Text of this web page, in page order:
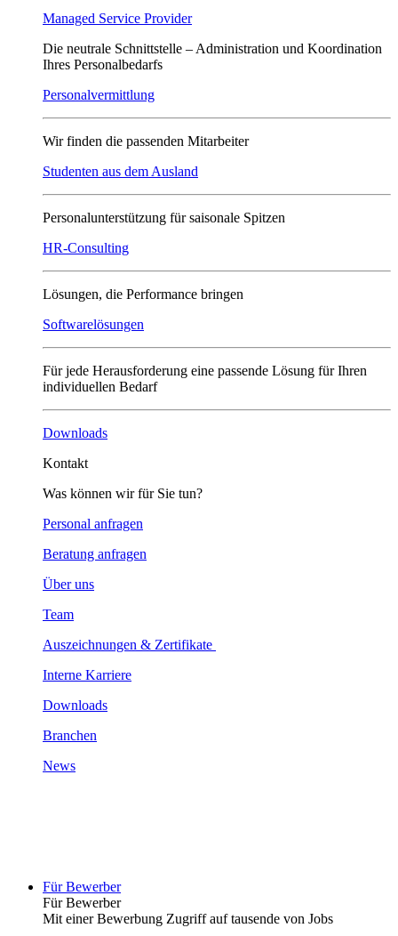
Managed Service Provider
Die neutrale Schnittstelle – Administration und Koordination
Ihres Personalbedarfs
Personalvermittlung
Wir finden die passenden Mitarbeiter
Studenten aus dem Ausland
Personalunterstützung für saisonale Spitzen
HR-Consulting
Lösungen, die Performance bringen
Softwarelösungen
Für jede Herausforderung eine passende Lösung für Ihren
individuellen Bedarf
Downloads
Kontakt
Was können wir für Sie tun?
Personal anfragen
Beratung anfragen
Über uns
Team
Auszeichnungen & Zertifikate
Interne Karriere
Downloads
Branchen
News
Für Bewerber
Für Bewerber
Mit einer Bewerbung Zugriff auf tausende von Jobs